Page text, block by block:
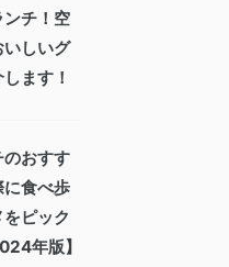
ンチ！空
しいグ
ます！
おすす
食べ歩
ピック
年版】